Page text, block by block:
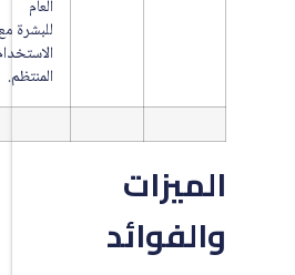
للبشرة مع
الاستخدام
المنتظم.
الميزات
والفوائد